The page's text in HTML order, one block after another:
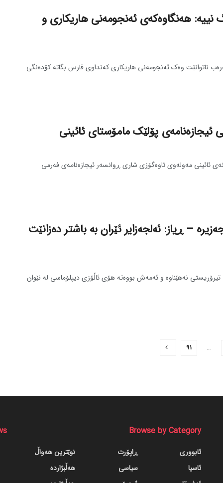
هه‌نگاوه‌که‌ی ئه‌نجومه‌نی هاریکاری و
ناتوانێت وه‌ک ئه‌نجومه‌نی هاریکاری که‌نداوی فارس بگاته‌ کۆده‌نگی
پۆلێک مامۆستای ئائینی
قوتابخانه‌ی ئائینی مه‌وله‌وی تاوه‌گۆزی شاری ڕوانسه‌ر ئیجازه‌نامه‌ی فه‌رمی
– ڕیاز: ئه‌لجه‌زایر ئێران به‌ باشتر ده‌زانێت
نه‌هێناوه‌ و ئه‌مه‌ش بووه‌ته‌ هۆی ئاڵۆزی دیپلۆماسی له‌ نێوان
…
91
Browse by Category
ئابووری
ئاسیا
ڕاپۆرت
سیاسی
نوێترین هەواڵ
هەڵبژاردە